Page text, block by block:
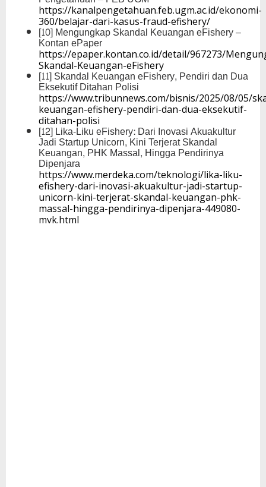
https://kanalpengetahuan.feb.ugm.ac.id/ekonomi-
360/belajar-dari-kasus-fraud-efishery/
[10] Mengungkap Skandal Keuangan eFishery –
Kontan ePaper
https://epaper.kontan.co.id/detail/967273/
Skandal-Keuangan-eFishery
[11] Skandal Keuangan eFishery, Pendiri dan Dua
Eksekutif Ditahan Polisi
https://www.tribunnews.com/bisnis/2025/08/05/
keuangan-efishery-pendiri-dan-dua-eksekutif-
ditahan-polisi
[12] Lika-Liku eFishery: Dari Inovasi Akuakultur
Jadi Startup Unicorn, Kini Terjerat Skandal
Keuangan, PHK Massal, Hingga Pendirinya
Dipenjara
https://www.merdeka.com/teknologi/lika-liku-
efishery-dari-inovasi-akuakultur-jadi-startup-
unicorn-kini-terjerat-skandal-keuangan-phk-
massal-hingga-pendirinya-dipenjara-449080-
mvk.html